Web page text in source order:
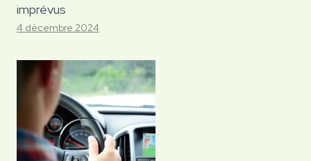
imprévus
4 décembre 2024